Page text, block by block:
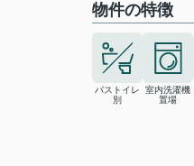
物件の特徴
バストイレ
別
室内洗濯機
置場